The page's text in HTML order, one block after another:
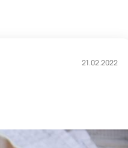
21.02.2022